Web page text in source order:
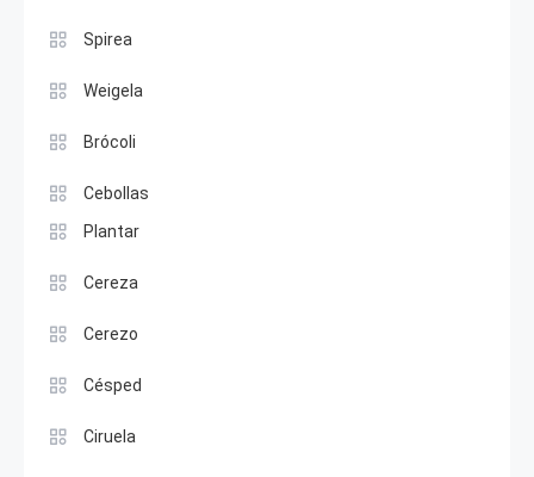
Spirea
Weigela
Brócoli
Cebollas
Plantar
Cereza
Cerezo
Césped
Ciruela